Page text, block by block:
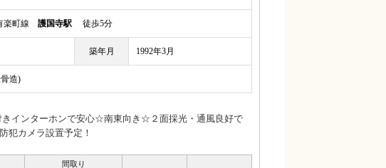
楽町線 護国寺駅 徒歩5分
築年月 1992年3月
造)
インターホンで安心☆南東向き☆２面採光・通風良好で
カメラ設置予定！
間取り